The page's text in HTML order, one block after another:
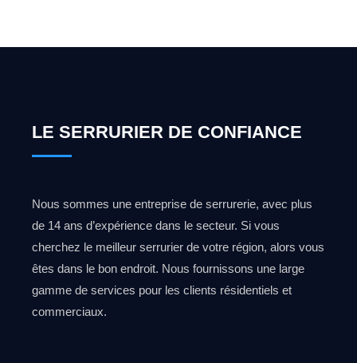
LE SERRURIER DE CONFIANCE
Nous sommes une entreprise de serrurerie, avec plus
de 14 ans d’expérience dans le secteur. Si vous
cherchez le meilleur serrurier de votre région, alors vous
êtes dans le bon endroit. Nous fournissons une large
gamme de services pour les clients résidentiels et
commerciaux.